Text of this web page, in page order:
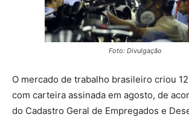
Foto: Divulgação
O mercado de trabalho brasileiro criou
com carteira assinada em agosto, de
do Cadastro Geral de Empregados e